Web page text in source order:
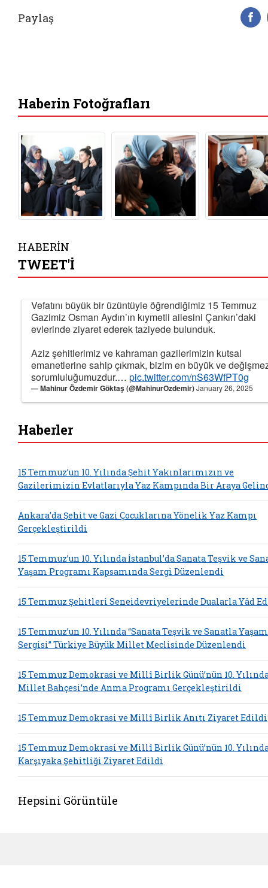
Paylaş
Haberin Fotoğrafları
HABERİN
TWEET'İ
Vefatını büyük bir üzüntüyle öğrendiğimiz 15 Temmuz
Gazimiz Osman Aydın’ın kıymetli ailesini Çankırı’daki
evlerinde ziyaret ederek taziyede bulunduk.
Aziz şehitlerimiz ve kahraman gazilerimizin kutsal
emanetlerine sahip çıkmak, bizim en büyük ve
sorumluluğumuzdur.… pic.twitter.com/nS63WfPT0g
— Mahinur Özdemir Göktaş (@MahinurOzdemir)January 26, 2025
Haberler
15 Temmuz’un 10. Yılında Şehit Yakınlarımızın ve
Gazilerimizin Evlatlarıyla Yaz Kampında Bir Araya
Ankara’da Şehit ve Gazi Çocuklarına Yönelik Yaz Kampı
Gerçekleştirildi
15 Temmuz’un 10. Yılında İstanbul’da Sanata Teşvik ve
Yaşam Programı Kapsamında Sergi Düzenlendi
15 Temmuz Şehitleri Seneidevriyelerinde Dualarla Yâd
15 Temmuz’un 10. Yılında “Sanata Teşvik ve Sanatla Yaşam
Sergisi” Türkiye Büyük Millet Meclisinde Düzenlendi
15 Temmuz Demokrasi ve Millî Birlik Günü’nün 10.
Millet Bahçesi’nde Anma Programı Gerçekleştirildi
15 Temmuz Demokrasi ve Millî Birlik Anıtı Ziyaret Edildi
15 Temmuz Demokrasi ve Millî Birlik Günü’nün 10.
Karşıyaka Şehitliği Ziyaret Edildi
Hepsini Görüntüle